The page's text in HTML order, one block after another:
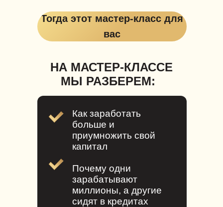
Тогда этот мастер-класс для
вас
НА МАСТЕР-КЛАССЕ
МЫ РАЗБЕРЕМ:
Как заработать
больше и
приумножить свой
капитал
Почему одни
зарабатывают
миллионы, а другие
сидят в кредитах